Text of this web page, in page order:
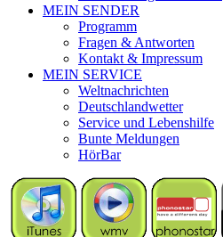
MEIN SENDER
Programm
Fragen & Antworten
Kontakt & Impressum
MEIN SERVICE
Weltnachrichten
Deutschlandwetter
Service und Lebenshilfe
Bunte Meldungen
HörBar